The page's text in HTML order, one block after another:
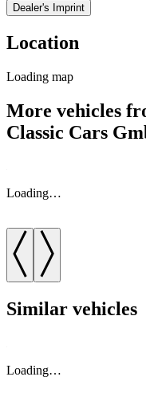
Dealer's Imprint
Location
Loading map
More vehicles
Classic Cars
Loading…
Similar vehicles
Loading…